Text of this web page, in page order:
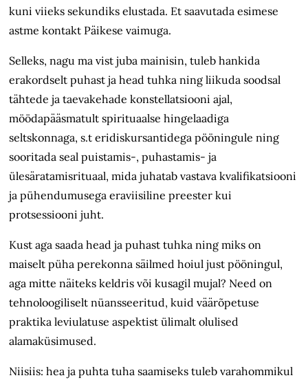
kuni viieks sekundiks elustada. Et saavutada esimese
astme kontakt Päikese vaimuga.
Selleks, nagu ma vist juba mainisin, tuleb hankida
erakordselt puhast ja head tuhka ning liikuda soodsal
tähtede ja taevakehade konstellatsiooni ajal,
möödapääsmatult spirituaalse hingelaadiga
seltskonnaga, s.t eridiskursantidega pööningule ning
sooritada seal puistamis-, puhastamis- ja
ülesäratamisrituaal, mida juhatab vastava kvalifikatsiooni
ja pühendumusega eraviisiline preester kui
protsessiooni juht.
Kust aga saada head ja puhast tuhka ning miks on
maiselt püha perekonna säilmed hoiul just pööningul,
aga mitte näiteks keldris või kusagil mujal? Need on
tehnoloogiliselt nüansseeritud, kuid väärõpetuse
praktika leviulatuse aspektist ülimalt olulised
alamaküsimused.
Niisiis: hea ja puhta tuha saamiseks tuleb varahommikul